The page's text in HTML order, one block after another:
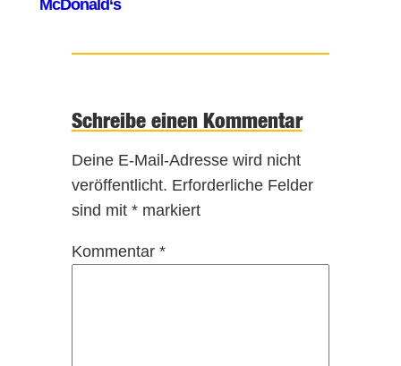
Schreibe einen Kommentar
Deine E-Mail-Adresse wird nicht
veröffentlicht. Erforderliche Felder
sind mit *markiert
Kommentar *